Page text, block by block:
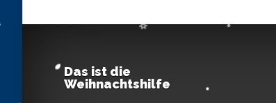
Das ist die
Weihnachtshilfe